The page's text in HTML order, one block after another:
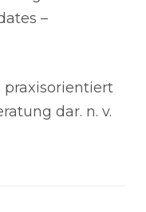
–
praxisorientiert
dar. n. v.